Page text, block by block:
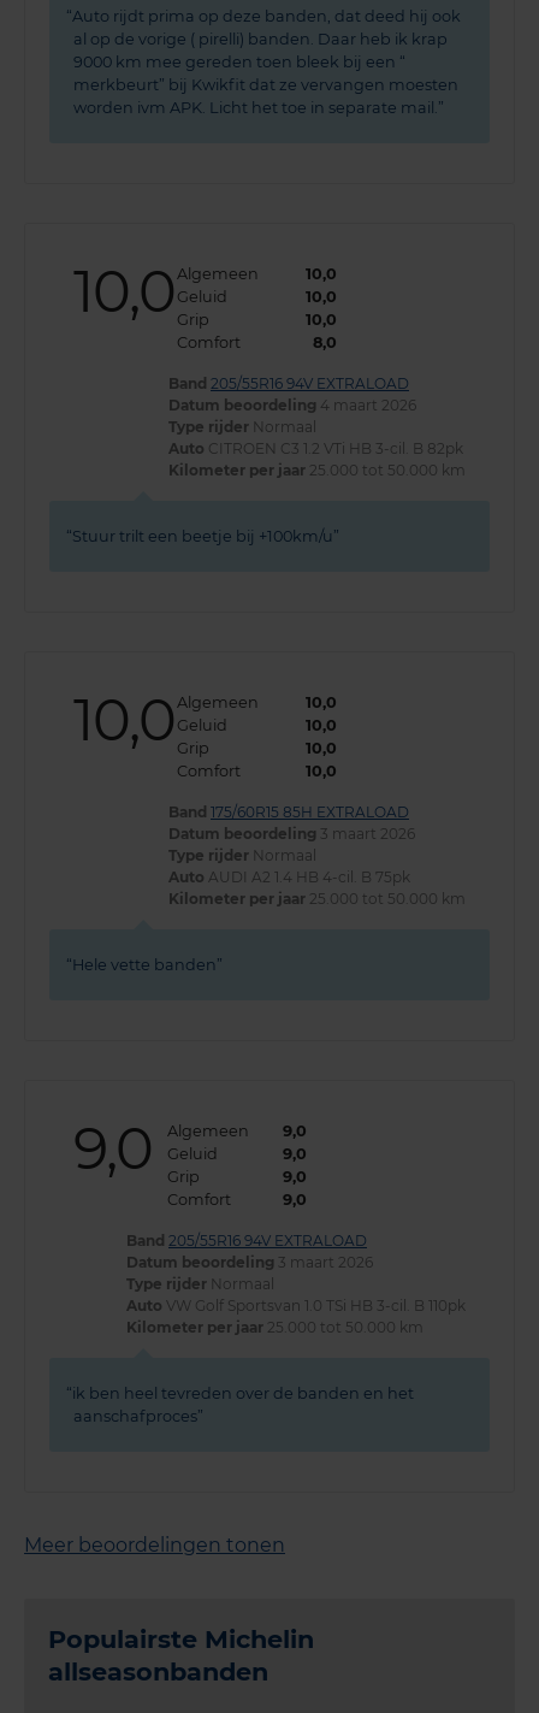
Auto rijdt prima op deze banden, dat deed hij ook
al op de vorige ( pirelli) banden. Daar heb ik krap
9000 km mee gereden toen bleek bij een “
merkbeurt” bij Kwikfit dat ze vervangen moesten
worden ivm APK. Licht het toe in separate mail.
10,0 Algemeen
10,0
Geluid
10,0
Grip
10,0
Comfort
8,0
Band 205/55R16 94V EXTRALOAD
Datum beoordeling 4 maart 2026
Type rijder Normaal
Auto CITROEN C3 1.2 VTi HB 3-cil. B 82pk
Kilometer per jaar 25.000 tot 50.000 km
Stuur trilt een beetje bij +100km/u
10,0 Algemeen
10,0
Geluid
10,0
Grip
10,0
Comfort
10,0
Band 175/60R15 85H EXTRALOAD
Datum beoordeling 3 maart 2026
Type rijder Normaal
Auto AUDI A2 1.4 HB 4-cil. B 75pk
Kilometer per jaar 25.000 tot 50.000 km
Hele vette banden
9,0 Algemeen
9,0
Geluid
9,0
Grip
9,0
Comfort
9,0
Band 205/55R16 94V EXTRALOAD
Datum beoordeling 3 maart 2026
Type rijder Normaal
Auto VW Golf Sportsvan 1.0 TSi HB 3-cil. B 110pk
Kilometer per jaar 25.000 tot 50.000 km
ik ben heel tevreden over de banden en het
aanschafproces
Meer beoordelingen tonen
Populairste Michelin
allseasonbanden